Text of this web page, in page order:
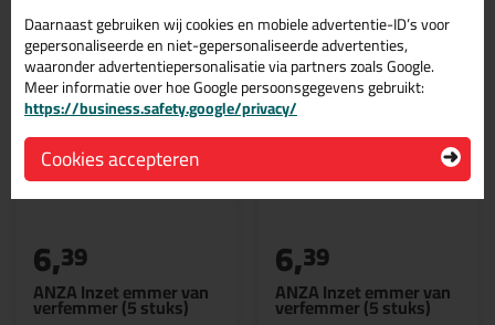
ANZA Inzet emmer van
verfemmer (5 stuks)
6,39
ANZA Inzet emmer van
verfemmer (5 stuks)
6,39
Daarnaast gebruiken wij cookies en mobiele advertentie-ID’s voor
gepersonaliseerde en niet-gepersonaliseerde advertenties,
waaronder advertentiepersonalisatie via partners zoals Google.
Meer informatie over hoe Google persoonsgegevens gebruikt:
https://business.safety.google/privacy/
Cookies accepteren